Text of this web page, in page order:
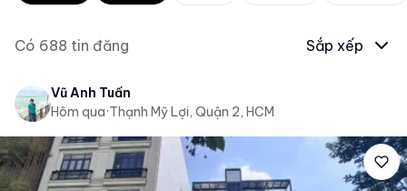
Có 688 tin đăng Sắp xếp
Vũ Anh Tuấn
Hôm qua·Thạnh Mỹ Lợi, Quận 2, HCM